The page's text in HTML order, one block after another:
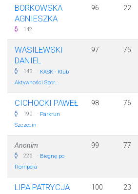
BORKOWSKA
AGNIESZKA
142
96 22
WASILEWSKI
DANIEL
145 · KASK - Klub
Aktywności Spor...
97 75
CICHOCKI PAWEŁ
190 · Parkrun
Szczecin
98 76
Anonim
226 · Biegnę po
Rompera
99 77
LIPA PATRYCJA 100 23